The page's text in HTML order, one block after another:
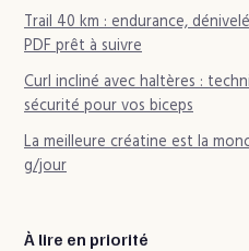
Trail 40 km : endurance,
PDF prêt à suivre
Curl incliné avec haltères :
sécurité pour vos biceps
La meilleure créatine est la
g/jour
À lire en priorité